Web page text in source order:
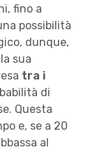
fino a
possibilità
dunque,
sua
tra i
di
Questa
e, se a 20
al